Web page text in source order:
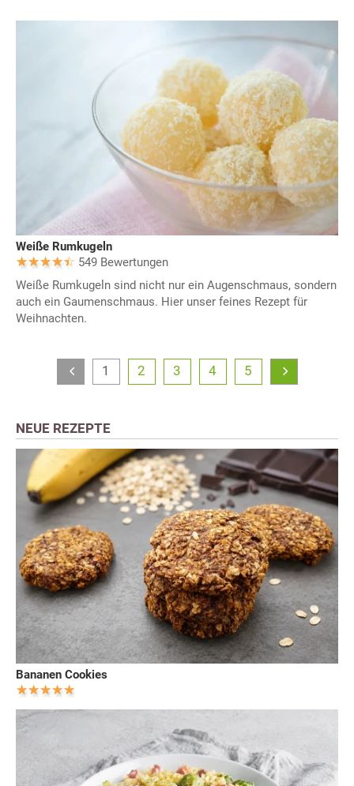
Weiße Rumkugeln
549 Bewertungen
Weiße Rumkugeln sind nicht nur ein Augenschmaus, sondern
auch ein Gaumenschmaus. Hier unser feines Rezept für
Weihnachten.
1 2 3 4 5
NEUE REZEPTE
Bananen Cookies